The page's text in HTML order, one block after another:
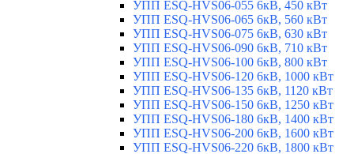
УПП ESQ-HVS06-055 6кВ, 450 кВт
УПП ESQ-HVS06-065 6кВ, 560 кВт
УПП ESQ-HVS06-075 6кВ, 630 кВт
УПП ESQ-HVS06-090 6кВ, 710 кВт
УПП ESQ-HVS06-100 6кВ, 800 кВт
УПП ESQ-HVS06-120 6кВ, 1000 кВт
УПП ESQ-HVS06-135 6кВ, 1120 кВт
УПП ESQ-HVS06-150 6кВ, 1250 кВт
УПП ESQ-HVS06-180 6кВ, 1400 кВт
УПП ESQ-HVS06-200 6кВ, 1600 кВт
УПП ESQ-HVS06-220 6кВ, 1800 кВт